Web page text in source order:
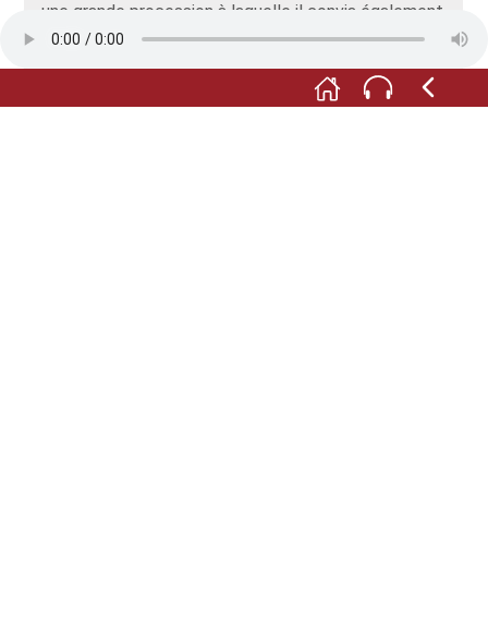
une grande procession à laquelle il convia également
les habitants de Friesenheim. En pénétrant dans la
partie de la prairie appartenant à la commune de
Friesenheim, l’abbé s’arrêta et prononça le serment